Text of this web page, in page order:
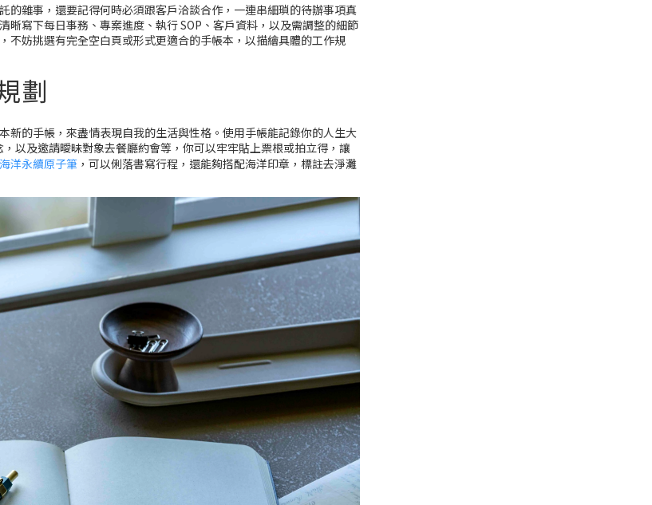
雜事，還要記得何時必須跟客戶洽談合作，一連串細瑣的待辦事項真
寫下每日事務、專案進度、執行 SOP、客戶資料，以及需調整的細節
妨挑選有完全空白頁或形式更適合的手帳本，以描繪具體的工作規
劃
的手帳，來盡情表現自我的生活與性格。使用手帳能記錄你的人生大
以及邀請曖昧對象去餐廳約會等，你可以牢牢貼上票根或拍立得，讓
海洋永續原子筆 ，可以俐落書寫行程，還能夠搭配海洋印章，標註去淨灘